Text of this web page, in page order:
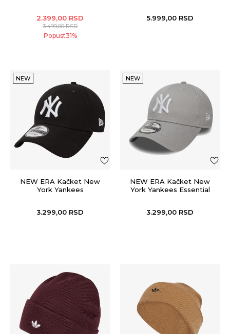
2.399,00 RSD
3.499,00RSD
Popust31%
5.999,00 RSD
NEW
NEW ERA Kačket New
York Yankees
3.299,00 RSD
NEW
NEW ERA Kačket New
York Yankees Essential
3.299,00 RSD